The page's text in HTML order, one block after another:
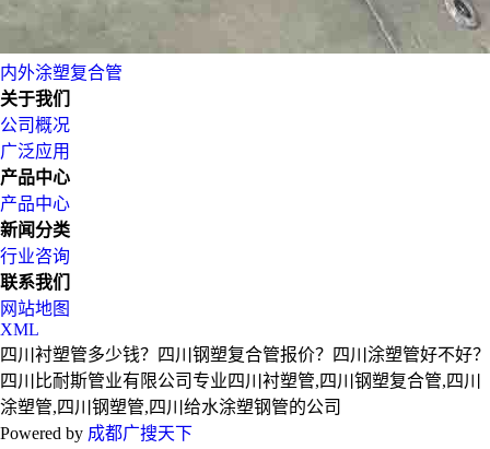
内外涂塑复合管
关于我们
公司概况
广泛应用
产品中心
产品中心
新闻分类
行业咨询
联系我们
网站地图
XML
四川衬塑管多少钱？四川钢塑复合管报价？四川涂塑管好不好？
四川比耐斯管业有限公司专业四川衬塑管,四川钢塑复合管,四川
涂塑管,四川钢塑管,四川给水涂塑钢管的公司
Powered by 成都广搜天下